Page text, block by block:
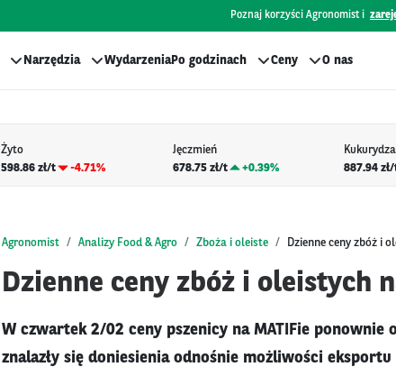
Poznaj korzyści Agronomist i
Narzędzia WydarzeniaPo godzinach Ceny O nas
Żyto
598.86 zł/t
-4.71%
Jęczmień
678.75 zł/t
+0.39%
Kukurydza
887.94
Agronomist Analizy Food & Agro Zboża i oleiste Dzienne ceny zbóż i
Dzienne ceny zbóż i oleistych
W czwartek 2/02 ceny pszenicy na MATIFie ponownie
znalazły się doniesienia odnośnie możliwości